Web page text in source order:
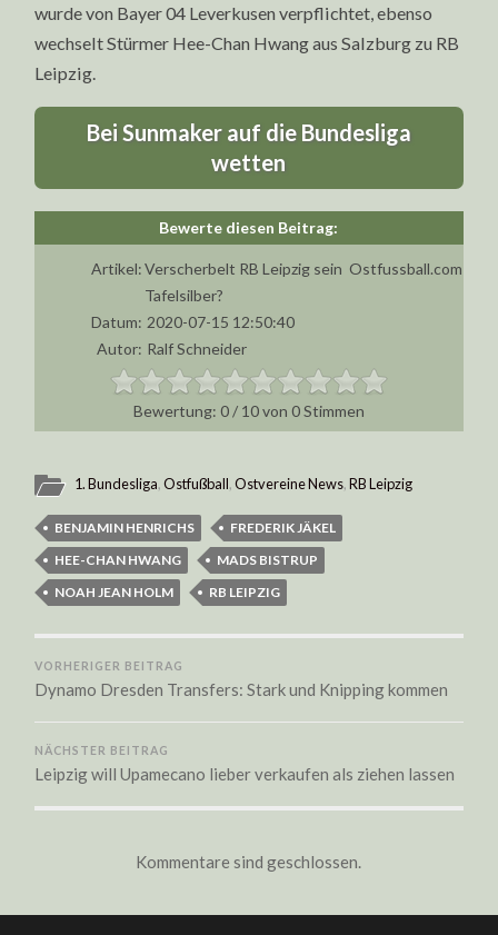
wurde von Bayer 04 Leverkusen verpflichtet, ebenso
wechselt Stürmer Hee-Chan Hwang aus Salzburg zu RB
Leipzig.
Bei Sunmaker auf die Bundesliga
wetten
Artikel:Verscherbelt RB Leipzig sein
Tafelsilber?
Ostfussball.com
Datum: 2020-07-15 12:50:40
Autor: Ralf Schneider
0/ 10von 0Stimmen
1. Bundesliga,Ostfußball,Ostvereine News,RB Leipzig
BENJAMIN HENRICHS
FREDERIK JÄKEL
HEE-CHAN HWANG
MADS BISTRUP
NOAH JEAN HOLM
RB LEIPZIG
VORHERIGER BEITRAG
Dynamo Dresden Transfers: Stark und Knipping kommen
NÄCHSTER BEITRAG
Leipzig will Upamecano lieber verkaufen als ziehen lassen
Kommentare sind geschlossen.